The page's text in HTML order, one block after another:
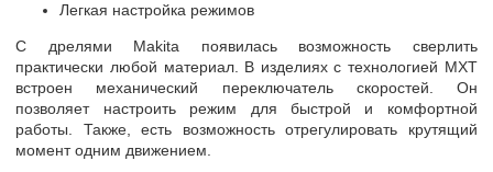
Легкая настройка режимов
С дрелями Makita появилась возможность сверлить
практически любой материал. В изделиях с технологией MXT
встроен механический переключатель скоростей. Он
позволяет настроить режим для быстрой и комфортной
работы. Также, есть возможность отрегулировать крутящий
момент одним движением.